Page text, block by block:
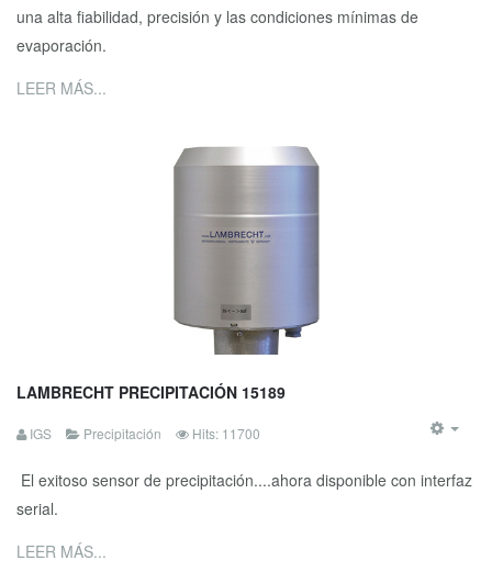
una alta fiabilidad, precisión y las condiciones mínimas de
evaporación.
LEER MÁS...
LAMBRECHT PRECIPITACIÓN 15189
IGS Precipitación Hits: 11700
El exitoso sensor de precipitación....ahora disponible con interfaz
serial.
LEER MÁS...